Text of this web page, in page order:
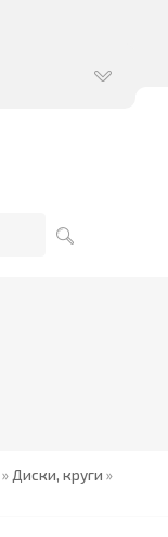
» Диски, круги »